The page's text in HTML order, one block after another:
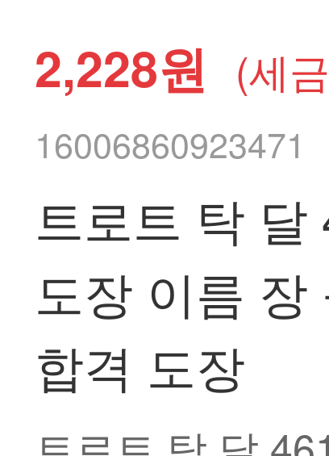
2,228원 (세
16006860923471
트로트 탁 달
도장 이름
합격 도장